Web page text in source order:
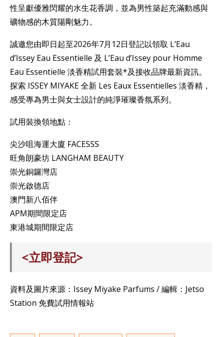
性呈獻優雅閃耀的水生花香調，並為男性築起充滿動感與
礦物感的木質陽剛魅力。
誠邀您由即日起至2026年7月12日登記以領取 L’Eau
d’Issey Eau Essentielle 及 L’Eau d’Issey pour Homme
Eau Essentielle 淡香精試用套裝*及接收品牌最新資訊。
探索 ISSEY MIYAKE 全新 Les Eaux Essentielles 淡香精，
感受專為男士與女士設計的純淨璀璨香氛系列。
試用裝換領地點：
尖沙咀海運大廈 FACESSS
旺角朗豪坊 LANGHAM BEAUTY
崇光銅鑼灣店
崇光啟德店
澳門新八佰伴
APM期間限定店
東港城期間限定店
<立即登記>
資料及圖片來源：Issey Miyake Parfums / 編輯：Jetso
Station 免費試用情報站